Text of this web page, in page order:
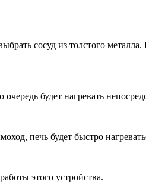
сосуд из толстого
будет нагревать
печь будет быстро
этого устройства.